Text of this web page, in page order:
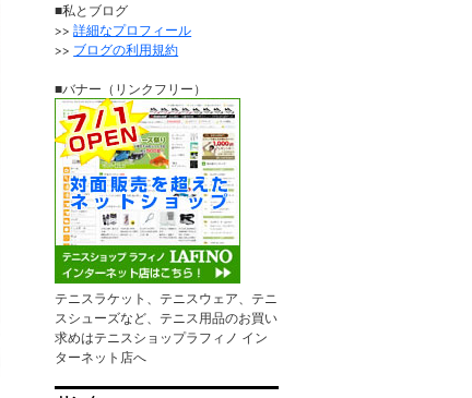
■私とブログ
>>詳細なプロフィール
>> ブログの利用規約
■バナー（リンクフリー）
テニスラケット、テニスウェア、テニ
スシューズなど、テニス用品のお買い
求めはテニスショップラフィノ イン
ターネット店へ